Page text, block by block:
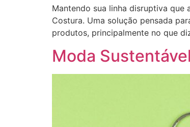
Mantendo sua linha disruptiva
Costura. Uma solução pensada
produtos, principalmente no que
Moda